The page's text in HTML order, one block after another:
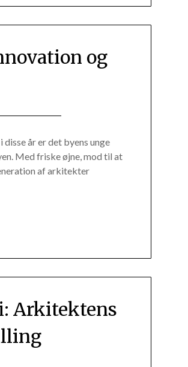
og
år er det byens unge
Med friske øjne, mod til at
af arkitekter
Arkitektens